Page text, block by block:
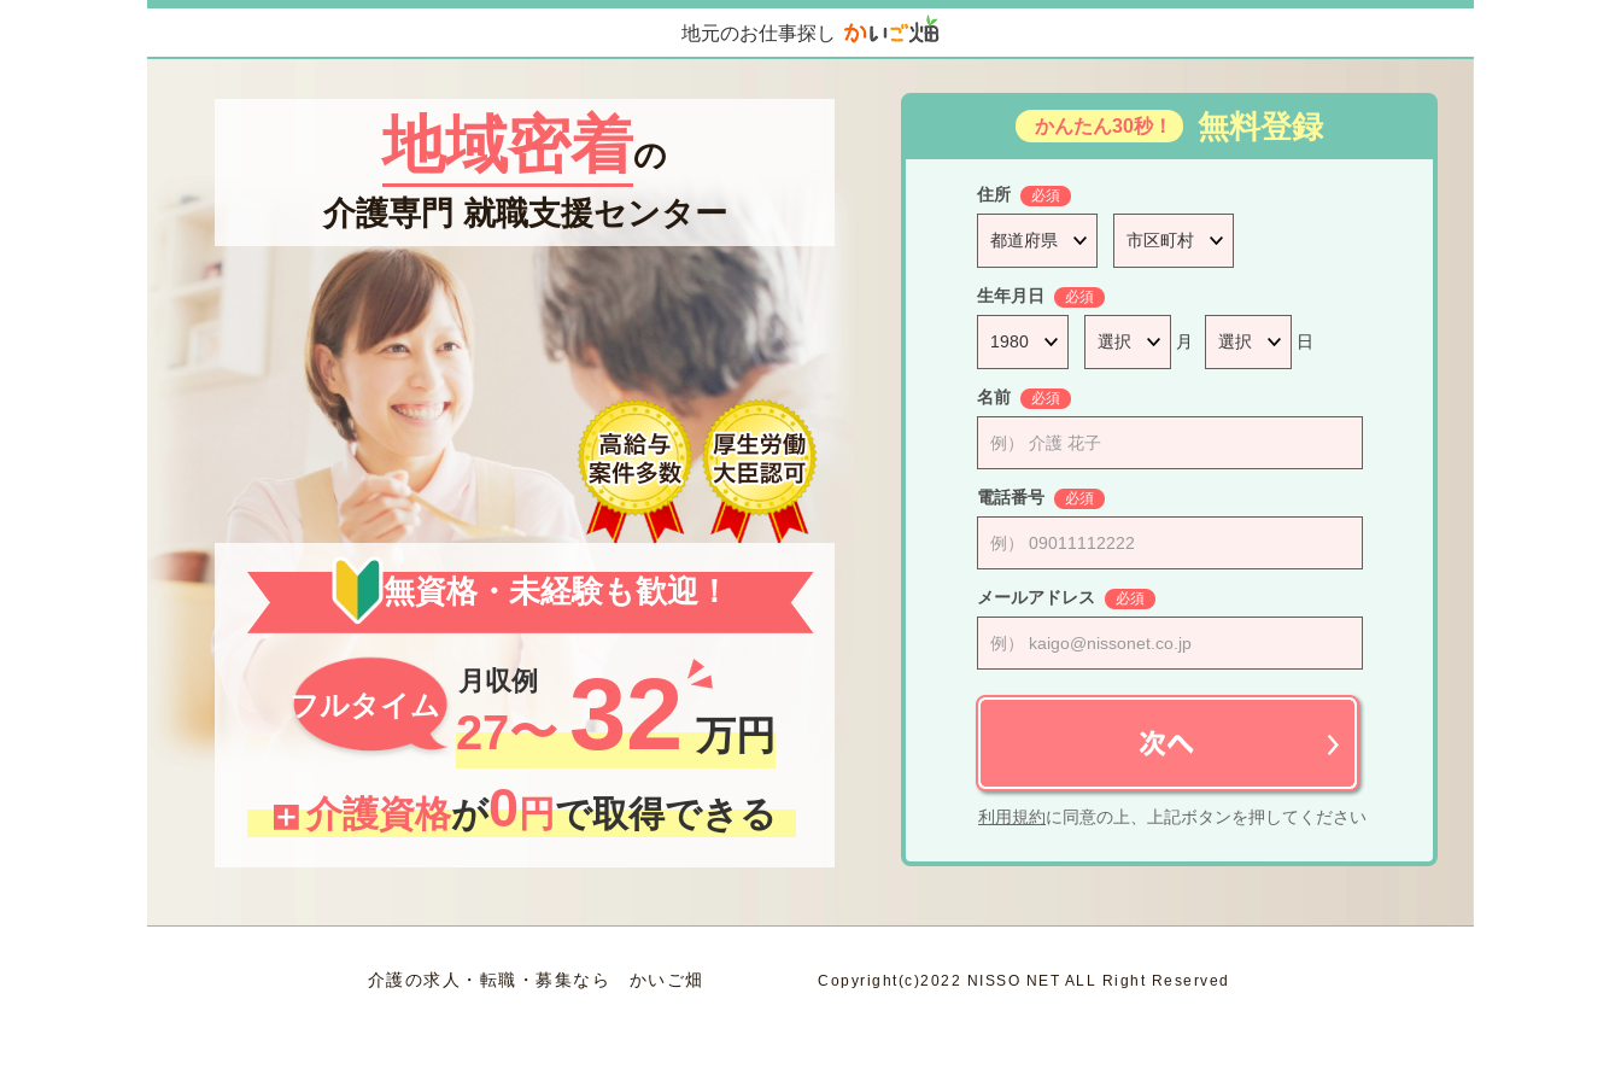
地元のお仕事探し
地域密着の
介護専門 就職支援センター
無資格・未経験も歓迎！
フルタイム
月収例
27〜 32 万円
介護資格が0円で取得できる
かんたん30秒！ 無料登録
住所 必須
生年月日 必須
月 日
名前 必須
電話番号 必須
メールアドレス 必須
利用規約に同意の上、上記ボタンを押してください
介護の求人・転職・募集なら かいご畑 Copyright(c)2022 NISSO NET ALL Right Reserved